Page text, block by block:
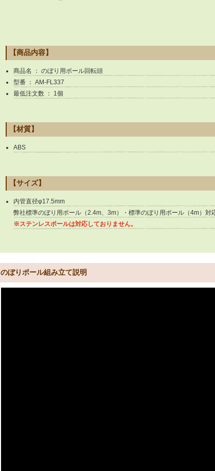
【商品内容】
商品名 ： のぼり用ポール回転頭
型番 ： AM-FL337
最低注文数 ： 1個
【材質】
ABS
【サイズ】
内管直径φ17.5mm
弊社標準のぼり用ポール（2.4m、3m）・標準のぼり用ポール（4m）対
※ステンレスポールは対応しておりません。
のぼりポール組み立て説明